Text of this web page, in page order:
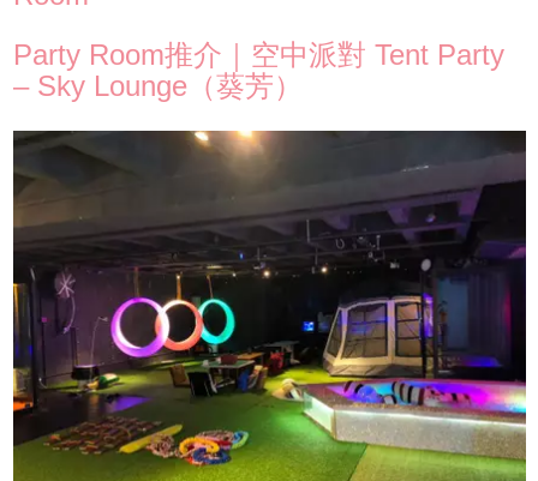
Party Room推介｜空中派對 Tent Party
– Sky Lounge（葵芳）